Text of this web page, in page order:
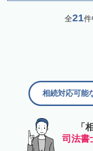
全21件
「
司法書
相続対応可能